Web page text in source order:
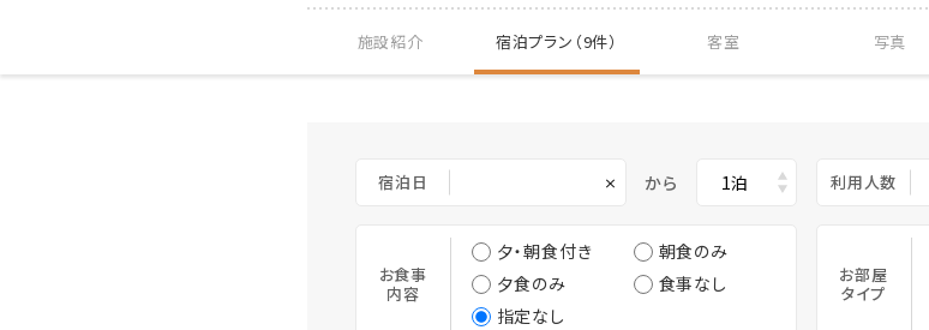
施設紹介 宿泊プラン（9件） 客室 写真
宿泊日 × から 利用人数
お食事
内容
夕・朝食付き
朝食のみ
夕食のみ
食事なし
指定なし
お部屋
タイプ